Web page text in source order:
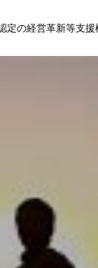
定の経営革新等支援